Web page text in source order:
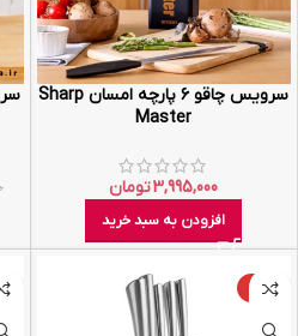
سرویس چاقو ۶ پارچه امسان Sharp
Master
3,995,000تومان
افزودن به سبد خرید
-7%